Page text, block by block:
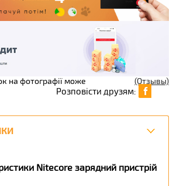
(Отзывы)
Розповісти друзям:
Nitecore зарядний пристрій
на фотографії може